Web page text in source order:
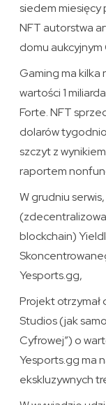
siedem miesięcy
NFT autorstwa
domu aukcyjnym
Gaming ma
wartości 1
Forte. NFT
dolarów
szczyt z
raportem
W grudniu
blockchain)
Yesports.gg,
Projekt
Studios (jak
Cyfrowej”) o
Yesports.gg ma
ekskluzywnych